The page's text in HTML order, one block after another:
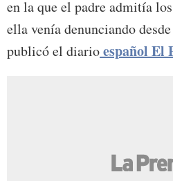
en la que el padre admitía
ella venía denunciando
publicó el diarioespañol El